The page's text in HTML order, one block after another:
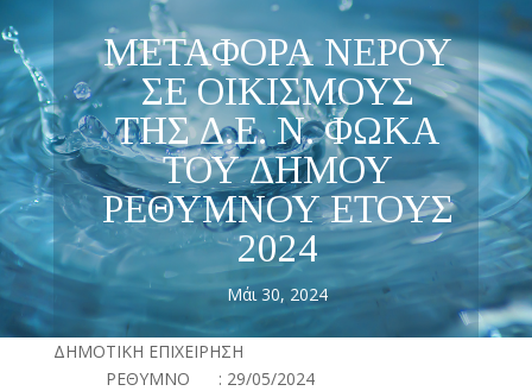
ΜΕΤΑΦΟΡΑ ΝΕΡΟΥ
ΣΕ ΟΙΚΙΣΜΟΥΣ
ΤΗΣ Δ.Ε. Ν. ΦΩΚΑ
ΤΟΥ ΔΗΜΟΥ
ΡΕΘΥΜΝΟΥ ΕΤΟΥΣ
2024
Μάι 30, 2024
ΔΗΜΟΤΙΚΗ ΕΠΙΧΕΙΡΗΣΗ
ΡΕΘΥΜΝΟ : 29/05/2024